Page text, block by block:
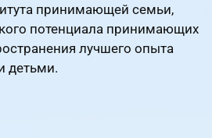
принимающей семьи,
потенциала принимающих
лучшего опыта
детьми.